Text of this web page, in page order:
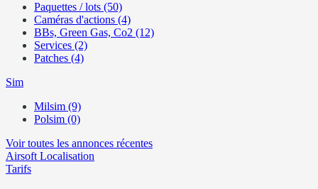
Paquettes / lots (50)
Caméras d'actions (4)
BBs, Green Gas, Co2 (12)
Services (2)
Patches (4)
Sim
Milsim (9)
Polsim (0)
Voir toutes les annonces récentes
Airsoft Localisation
Tarifs